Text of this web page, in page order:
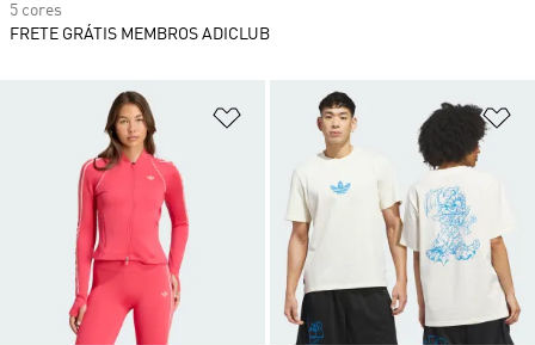
Adicionar à Lista de Desejos
5 cores
FRETE GRÁTIS MEMBROS ADICLUB